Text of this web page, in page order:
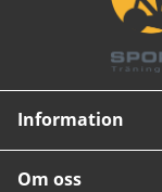
Information
Om oss